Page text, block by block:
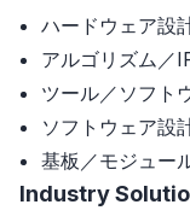
ハードウェア設
アルゴリズム／
ツール／ソフト
ソフトウェア設
基板／モジュー
Industry